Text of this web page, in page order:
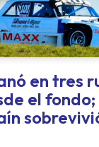
en tres
el fondo;